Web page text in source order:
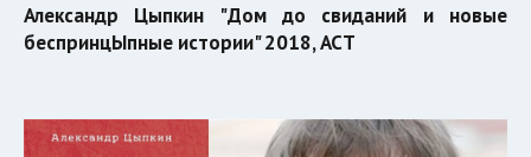
Александр Цыпкин "Дом до свиданий и новые
беспринцЫпные истории" 2018, АСТ